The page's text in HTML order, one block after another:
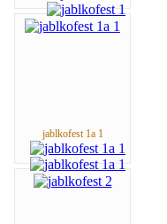
jablkofest 1a 1